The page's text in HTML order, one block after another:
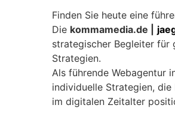
Finden Sie heute eine
Die kommamedia.de |
strategischer Begleiter für
Strategien.
Als führende Webagentur
individuelle Strategien,
im digitalen Zeitalter